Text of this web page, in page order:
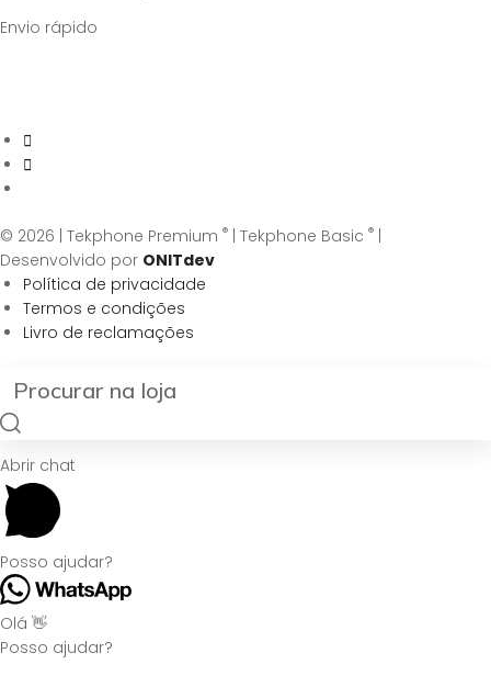
Envio rápido
© 2026 | Tekphone Premium ® | Tekphone Basic ®
Desenvolvido por ONITdev
Política de privacidade
Termos e condições
Livro de reclamações
Abrir chat
Posso ajudar?
Olá 👋
Posso ajudar?